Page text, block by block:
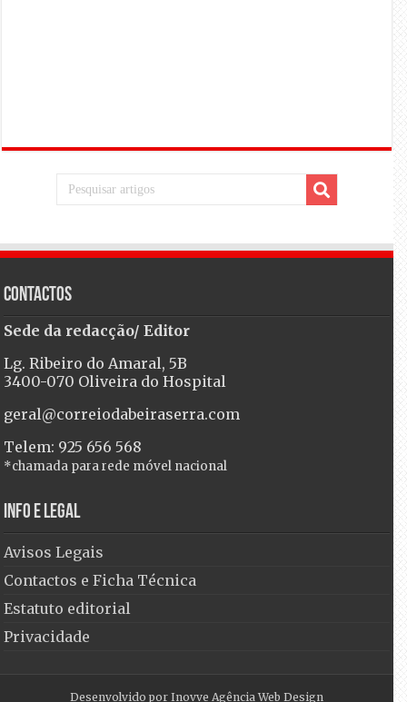
Contactos
Sede da redacção/ Editor
Lg. Ribeiro do Amaral, 5B
3400-070 Oliveira do Hospital
geral@correiodabeiraserra.com
Telem: 925 656 568
*chamada para rede móvel nacional
Info e Legal
Avisos Legais
Contactos e Ficha Técnica
Estatuto editorial
Privacidade
Desenvolvido por Inovve Agência Web Design